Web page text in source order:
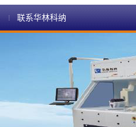
联系华林科纳